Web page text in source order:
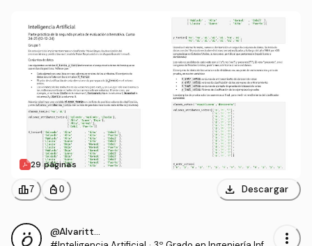
29 páginas
leaderboard7 personal_bag 0 download Descargar
@Alvaritto_hj more_vert